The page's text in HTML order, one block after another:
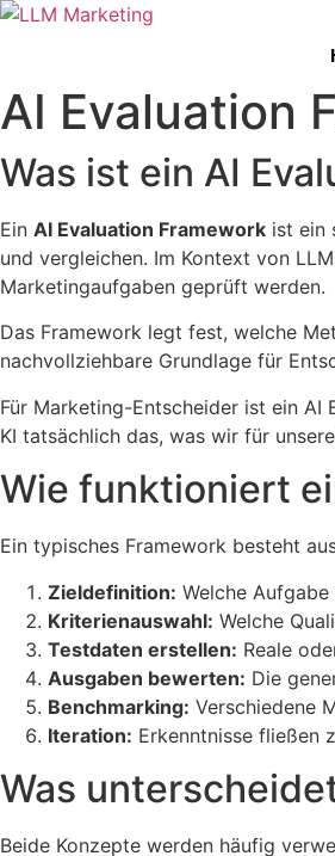
AI Evaluation
Was ist ein AI
Ein AI Evaluation Framework ist ein
und vergleichen. Im Kontext von
Marketingaufgaben geprüft werden.
Das Framework legt fest, welche
nachvollziehbare Grundlage für
Für Marketing-Entscheider ist ein
KI tatsächlich das, was wir für
Wie funktioniert
Ein typisches Framework besteht
Zieldefinition: Welche
Kriterienauswahl: Welche
Testdaten erstellen: Reale
Ausgaben bewerten: Die
Benchmarking: Verschiedene
Iteration: Erkenntnisse fließen
Was
Beide Konzepte werden häufig